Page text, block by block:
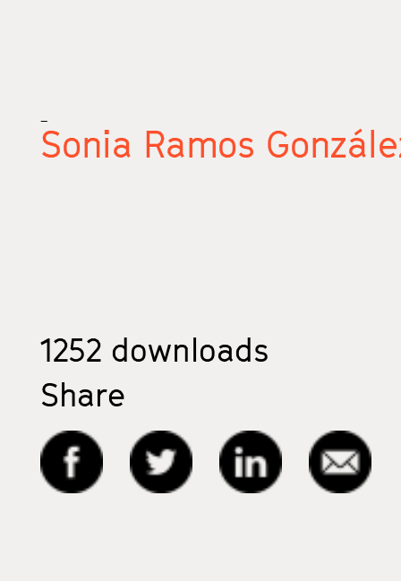
_
Sonia Ramos
1252 downloads
Share